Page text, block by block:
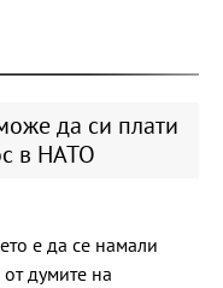
да си плати
в НАТО
е да се намали
думите на